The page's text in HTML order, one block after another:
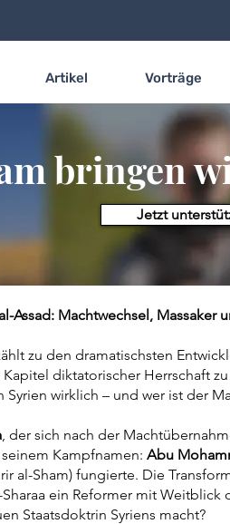
Artikel Vorträge
bringen
Jetzt
Assad: Machtwechsel,
zu den dramatischsten
Kapitel diktatorischer Herrschaft
wirklich – und wer ist der
, der sich nach der
Kampfnamen: Abu
al-Sham) fungierte. Die
ein Reformer mit
Staatsdoktrin Syriens macht?